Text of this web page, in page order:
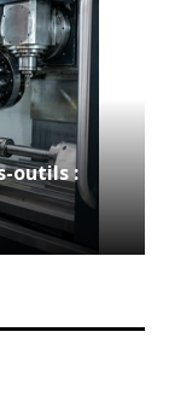
outils :